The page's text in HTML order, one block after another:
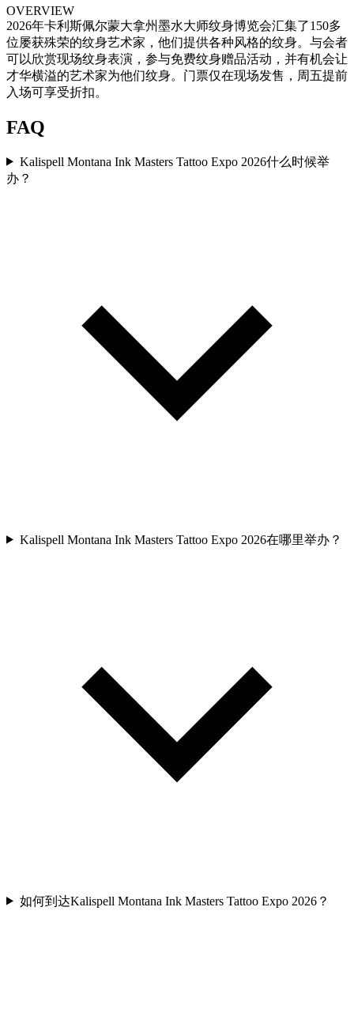
OVERVIEW
2026年卡利斯佩尔蒙大拿州墨水大师纹身博览会汇集了150多
位屡获殊荣的纹身艺术家，他们提供各种风格的纹身。与会者
可以欣赏现场纹身表演，参与免费纹身赠品活动，并有机会让
才华横溢的艺术家为他们纹身。门票仅在现场发售，周五提前
入场可享受折扣。
FAQ
Kalispell Montana Ink Masters Tattoo Expo 2026什么时候举
办？
Kalispell Montana Ink Masters Tattoo Expo 2026在哪里举办？
如何到达Kalispell Montana Ink Masters Tattoo Expo 2026？